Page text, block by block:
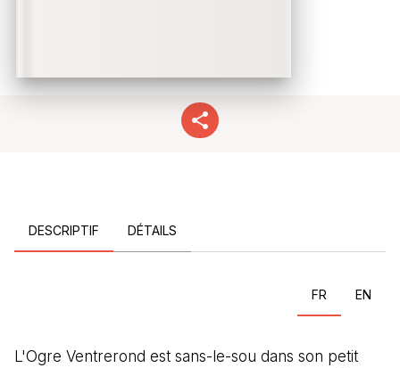
DESCRIPTIF DÉTAILS
FR EN
L'Ogre Ventrerond est sans-le-sou dans son petit